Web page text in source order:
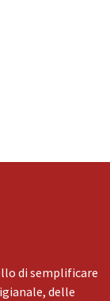
di semplificare
delle